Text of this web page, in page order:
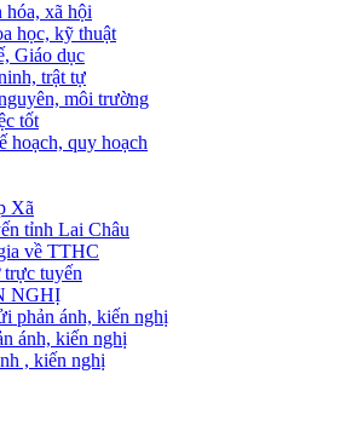
hóa, xã hội
học, kỹ thuật
Giáo dục
trật tự
môi trường
tốt
hoạch, quy hoạch
Xã
tỉnh Lai Châu
về TTHC
trực tuyến
NGHỊ
phản ánh, kiến nghị
ánh, kiến nghị
, kiến nghị